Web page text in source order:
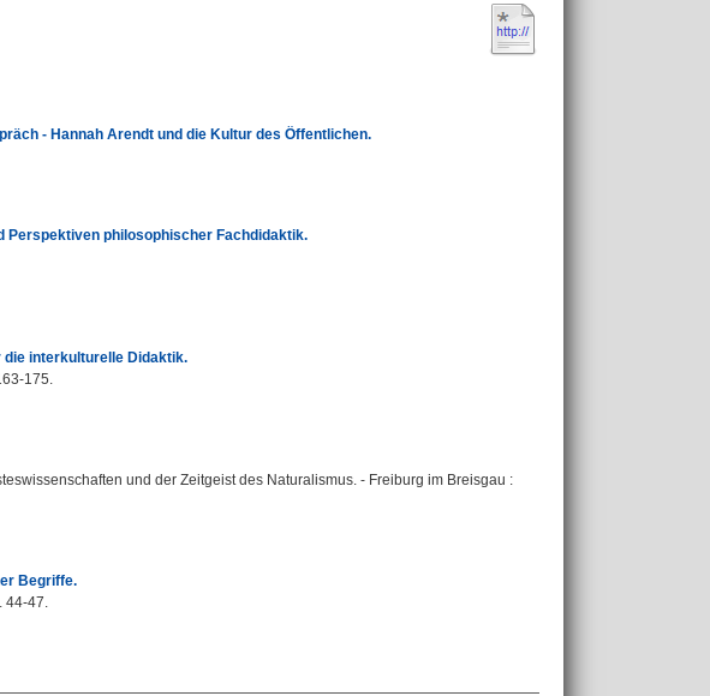
- Hannah Arendt und die Kultur des Öffentlichen.
Perspektiven philosophischer Fachdidaktik.
interkulturelle Didaktik.
175.
und der Zeitgeist des Naturalismus. - Freiburg im Breisgau :
Begriffe.
44-47.